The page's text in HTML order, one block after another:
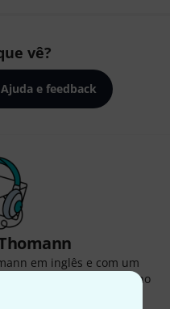
vê?
Ajuda e feedback
em inglês e com um
um dos
no